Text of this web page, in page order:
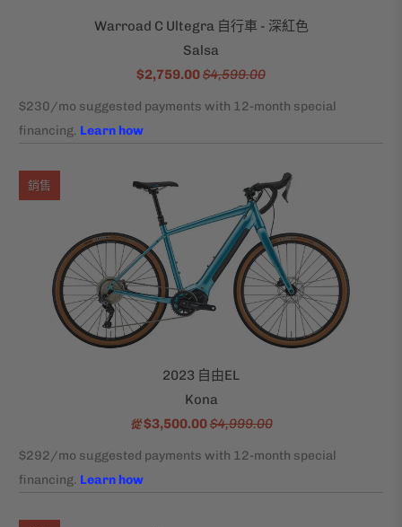
Warroad C Ultegra 自行車 - 深紅色
Salsa
$2,759.00$4,599.00
2023 自由EL
Kona
從 $3,500.00$4,999.00
銷售